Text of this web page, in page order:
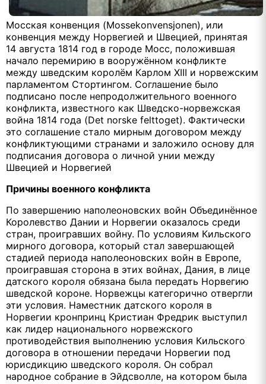
Мосская конвенция (Mossekonvensjonen), или
конвенция между Норвегией и Швецией, принятая
14 августа 1814 год в городе Мосс, положившая
начало перемирию в вооружённом конфликте
между шведским королём Карлом XIII и норвежским
парламентом Стортингом. Соглашение было
подписано после непродолжительного военного
конфликта, известного как Шведско-норвежская
война 1814 года (Det norske felttoget). Фактически
это соглашение стало мирным договором между
конфликтующими странами и заложило основу для
подписания договора о личной унии между
Швецией и Норвегией
Причины военного конфликта
По завершению наполеоновских войн Объединённое
Королевство Дании и Норвегии оказалось среди
стран, проигравших войну. По условиям Кильского
мирного договора, который стал завершающей
стадией периода наполеоновских войн в Европе,
проигравшая сторона в этих войнах, Дания, в лице
датского короля обязана была передать Норвегию
шведской короне. Норвежцы категорично отвергли
эти условия. Наместник датского короля в
Норвегии кронпринц Кристиан Фредрик выступил
как лидер национального норвежского
противодействия выполнению условия Кильского
договора в отношении передачи Норвегии под
юрисдикцию шведского короля. Он собрал
народное собрание в Эйдсволле, на котором была